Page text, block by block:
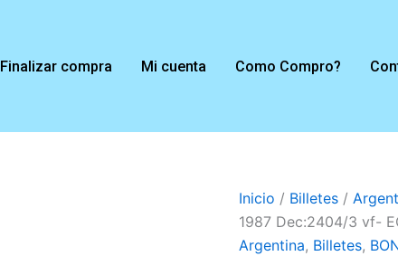
Finalizar compra Mi cuenta Como Compro?
Inicio / Billetes /
1987 Dec:2404/3 vf-
Argentina, Billetes,
Austral
vf-